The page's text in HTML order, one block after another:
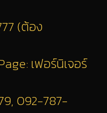
(ต้อง
เฟอร์นิเจอร์
, 092-787-